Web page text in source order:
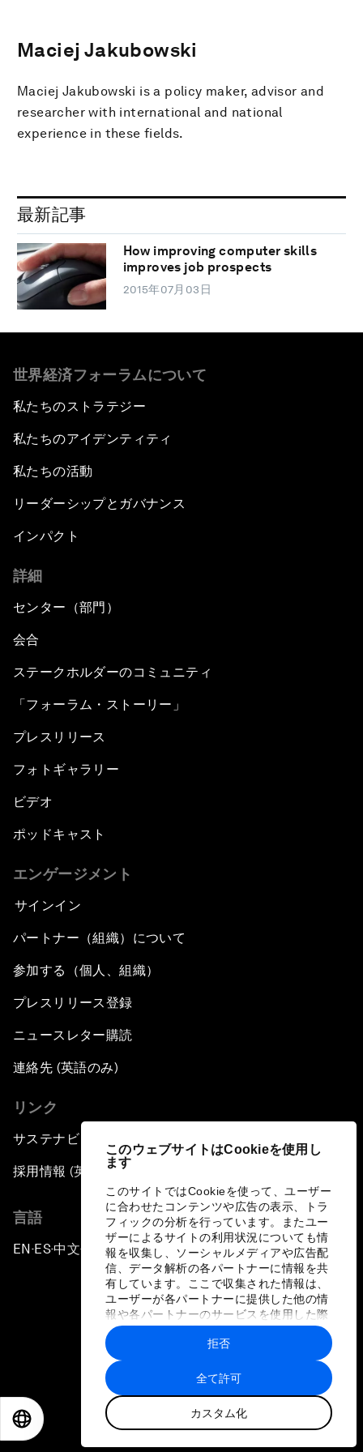
このウェブサイトはCookieを使用し
ます
このサイトではCookieを使って、ユーザー
に合わせたコンテンツや広告の表示、トラ
フィックの分析を行っています。またユー
ザーによるサイトの利用状況についても情
報を収集し、ソーシャルメディアや広告配
信、データ解析の各パートナーに情報を共
有しています。ここで収集された情報は、
ユーザーが各パートナーに提供した他の情
報や各パートナーのサービスを使用した際
に収集された情報と組み合わされ、各パー
トナーによって使用されることがありま
す。
全て許可
カスタム化
拒否
Maciej Jakubowski
Maciej Jakubowski is a policy maker, advisor and
researcher with international and national
experience in these fields.
最新記事
How improving computer skills
improves job prospects
2015年07月03日
世界経済フォーラムについて
私たちのストラテジー
私たちのアイデンティティ
私たちの活動
リーダーシップとガバナンス
インパクト
詳細
センター（部門）
会合
ステークホルダーのコミュニティ
「フォーラム・ストーリー」
プレスリリース
フォトギャラリー
ビデオ
ポッドキャスト
エンゲージメント
サインイン
パートナー（組織）について
参加する（個人、組織）
プレスリリース登録
ニュースレター購読
連絡先 (英語のみ)
リンク
サステナビリティへの取り組み
採用情報 (英語のみ)
言語
EN ▪ES▪中文▪ 日本語
プライバシーポリシーと利用規約
サイトマップ
©
世界経済フォーラム